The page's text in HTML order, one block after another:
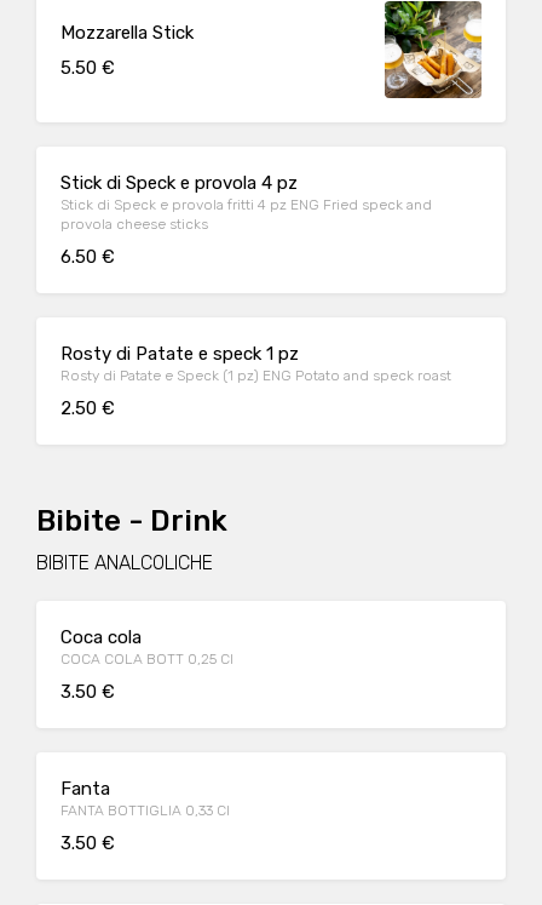
Mozzarella Stick
5.50 €
Stick di Speck e provola 4 pz
Stick di Speck e provola fritti 4 pz ENG Fried speck and
provola cheese sticks
6.50 €
Rosty di Patate e speck 1 pz
Rosty di Patate e Speck (1 pz) ENG Potato and speck roast
2.50 €
Bibite - Drink
BIBITE ANALCOLICHE
Coca cola
COCA COLA BOTT 0,25 Cl
3.50 €
Fanta
FANTA BOTTIGLIA 0,33 Cl
3.50 €